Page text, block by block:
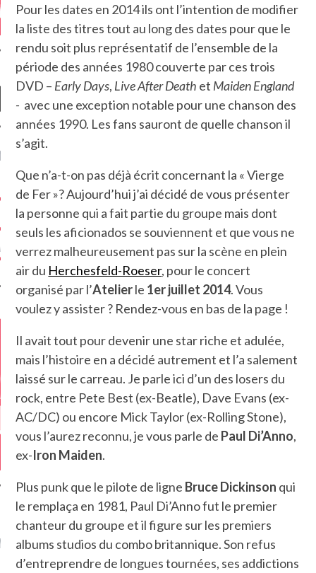
CRITIQUES
7.6
DUDE’S REV...
5.4
CLAN – A BE...
6.8
– HEL...
KARMA –
ANNIVERSAIRE
Pour les dates en 2014 ils ont l’intention de modifier
la liste des titres tout au long des dates pour que le
rendu soit plus représentatif de l’ensemble de la
période des années 1980 couverte par ces trois
DVD – Early Days, Live After Death et Maiden England
- avec une exception notable pour une chanson des
années 1990. Les fans sauront de quelle chanson il
s’agit.
Que n’a-t-on pas déjà écrit concernant la « Vierge
de Fer »? Aujourd’hui j’ai décidé de vous présenter
la personne qui a fait partie du groupe mais dont
seuls les aficionados se souviennent et que vous ne
verrez malheureusement pas sur la scène en plein
air du Herchesfeld-Roeser, pour le concert
organisé par l’Atelierle 1er juillet 2014. Vous
voulez y assister ? Rendez-vous en bas de la page !
Il avait tout pour devenir une star riche et adulée,
mais l’histoire en a décidé autrement et l’a salement
laissé sur le carreau. Je parle ici d’un des losers du
rock, entre Pete Best (ex-Beatle), Dave Evans (ex-
AC/DC) ou encore Mick Taylor (ex-Rolling Stone),
vous l’aurez reconnu, je vous parle de Paul Di’Anno,
ex-Iron Maiden.
Plus punk que le pilote de ligne Bruce Dickinson qui
le remplaça en 1981, Paul Di’Anno fut le premier
chanteur du groupe et il figure sur les premiers
albums studios du combo britannique. Son refus
d’entreprendre de longues tournées, ses addictions